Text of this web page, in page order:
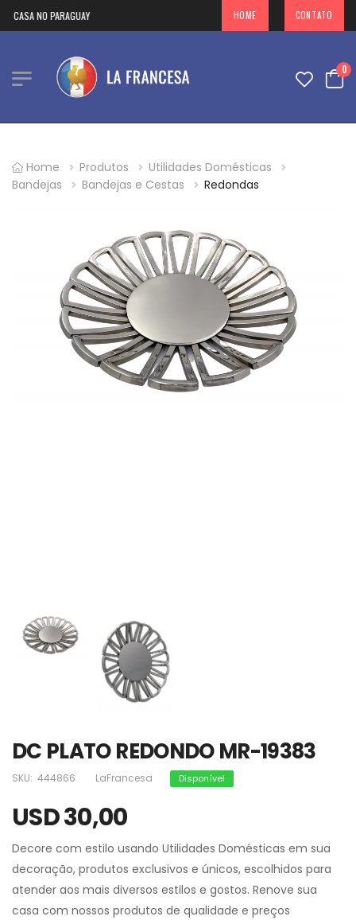
NO PARAGUAY HOME CONTATO
0
Home Produtos
Utilidades Domésticas
Bandejas
Bandejas e Cestas Redondas
DC PLATO REDONDO MR-19383
SKU: 444866 LaFrancesa Disponível
USD 30,00
Decore com estilo usando Utilidades Domésticas em sua
decoração, produtos exclusivos e únicos, escolhidos para
atender aos mais diversos estilos e gostos. Renove sua
casa com nossos produtos de qualidade e preços